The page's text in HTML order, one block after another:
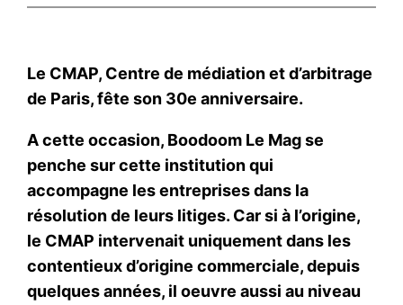
Le CMAP, Centre de médiation et d’arbitrage
de Paris, fête son 30e anniversaire.
A cette occasion, Boodoom Le Mag se
penche sur cette institution qui
accompagne les entreprises dans la
résolution de leurs litiges. Car si à l’origine,
le CMAP intervenait uniquement dans les
contentieux d’origine commerciale, depuis
quelques années, il oeuvre aussi au niveau